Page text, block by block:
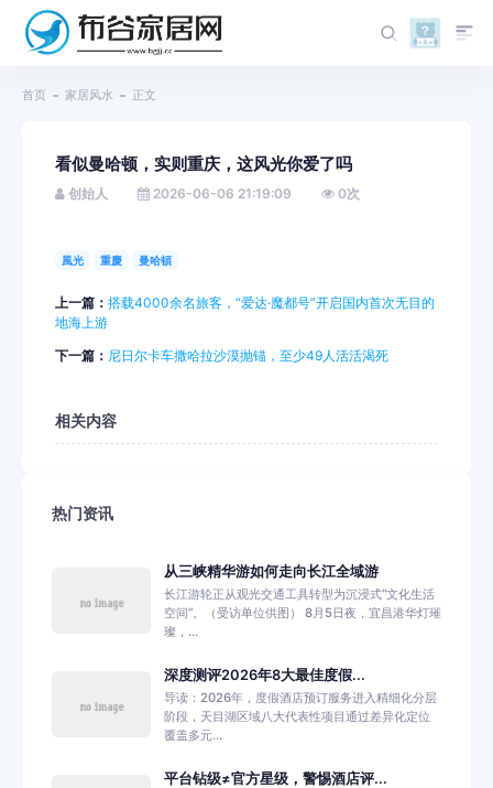
首页 家居风水 正文
看似曼哈顿，实则重庆，这风光你爱了吗
创始人 2026-06-06 21:19:09 0次
風光 重慶 曼哈頓
上一篇： 搭载4000余名旅客，“爱达·魔都号”开启国内首次无目的
地海上游
下一篇： 尼日尔卡车撒哈拉沙漠抛锚，至少49人活活渴死
相关内容
热门资讯
从三峡精华游如何走向长江全域游
长江游轮正从观光交通工具转型为沉浸式“文化生活
空间”。（受访单位供图） 8月5日夜，宜昌港华灯璀
璨，...
深度测评2026年8大最佳度假...
导读：2026年，度假酒店预订服务进入精细化分层
阶段，天目湖区域八大代表性项目通过差异化定位
覆盖多元...
平台钻级≠官方星级，警惕酒店评...